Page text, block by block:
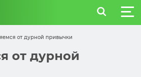
от дурной привычки
от дурной